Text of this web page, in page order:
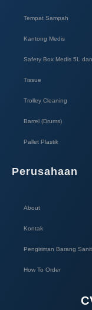
Tempat Sampah
Kantong Medis
Safety Box Medis 5L
Tissue
Trolley Cleaning
Barrel (Drums)
Pallet Plastik
Perusahaan
About
Kontak
Pengiriman Barang
How To Order